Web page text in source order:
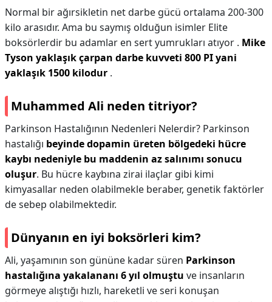
Normal bir ağırsikletin net darbe gücü ortalama 200-300
kilo arasıdır. Ama bu saymış olduğun isimler Elite
boksörlerdir bu adamlar en sert yumrukları atıyor . Mike
Tyson yaklaşık çarpan darbe kuvveti 800 PI yani
yaklaşık 1500 kilodur .
Muhammed Ali neden titriyor?
Parkinson Hastalığının Nedenleri Nelerdir? Parkinson
hastalığı beyinde dopamin üreten bölgedeki hücre
kaybı nedeniyle bu maddenin az salınımı sonucu
oluşur. Bu hücre kaybına zirai ilaçlar gibi kimi
kimyasallar neden olabilmekle beraber, genetik faktörler
de sebep olabilmektedir.
Dünyanın en iyi boksörleri kim?
Ali, yaşamının son gününe kadar süren Parkinson
hastalığına yakalananı 6 yıl olmuştu ve insanların
görmeye alıştığı hızlı, hareketli ve seri konuşan